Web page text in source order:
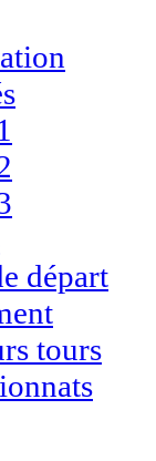
départ
tours